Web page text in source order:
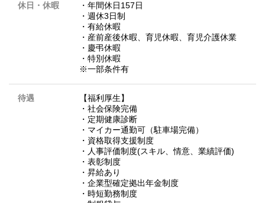
休日・休暇
・年間休日157日
・週休3日制
・有給休暇
・産前産後休暇、育児休暇、育児介護休業
・慶弔休暇
・特別休暇
※一部条件有
待遇
【福利厚生】
・社会保険完備
・定期健康診断
・マイカー通勤可（駐車場完備）
・資格取得支援制度
・人事評価制度(スキル、情意、業績評価)
・表彰制度
・昇給あり
・企業型確定拠出年金制度
・時短勤務制度